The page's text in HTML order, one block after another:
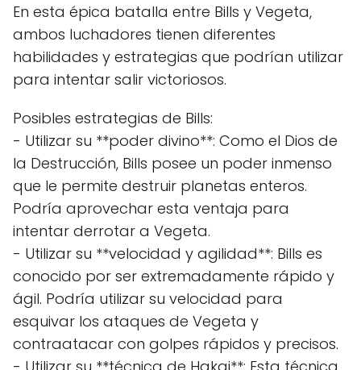
En esta épica batalla entre Bills y Vegeta,
ambos luchadores tienen diferentes
habilidades y estrategias que podrían utilizar
para intentar salir victoriosos.
Posibles estrategias de Bills:
- Utilizar su **poder divino**: Como el Dios de
la Destrucción, Bills posee un poder inmenso
que le permite destruir planetas enteros.
Podría aprovechar esta ventaja para
intentar derrotar a Vegeta.
- Utilizar su **velocidad y agilidad**: Bills es
conocido por ser extremadamente rápido y
ágil. Podría utilizar su velocidad para
esquivar los ataques de Vegeta y
contraatacar con golpes rápidos y precisos.